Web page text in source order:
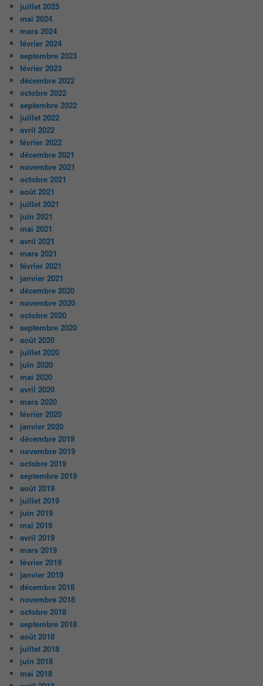
juillet 2025
mai 2024
mars 2024
février 2024
septembre 2023
février 2023
décembre 2022
octobre 2022
septembre 2022
juillet 2022
avril 2022
février 2022
décembre 2021
novembre 2021
octobre 2021
août 2021
juillet 2021
juin 2021
mai 2021
avril 2021
mars 2021
février 2021
janvier 2021
décembre 2020
novembre 2020
octobre 2020
septembre 2020
août 2020
juillet 2020
juin 2020
mai 2020
avril 2020
mars 2020
février 2020
janvier 2020
décembre 2019
novembre 2019
octobre 2019
septembre 2019
août 2019
juillet 2019
juin 2019
mai 2019
avril 2019
mars 2019
février 2019
janvier 2019
décembre 2018
novembre 2018
octobre 2018
septembre 2018
août 2018
juillet 2018
juin 2018
mai 2018